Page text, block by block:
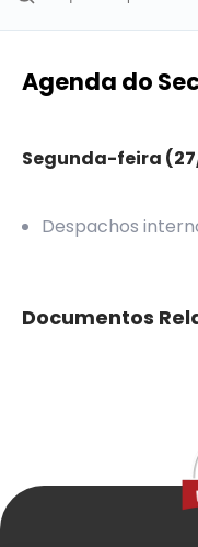
Agenda do
Segunda-feira
Despachos
Documentos